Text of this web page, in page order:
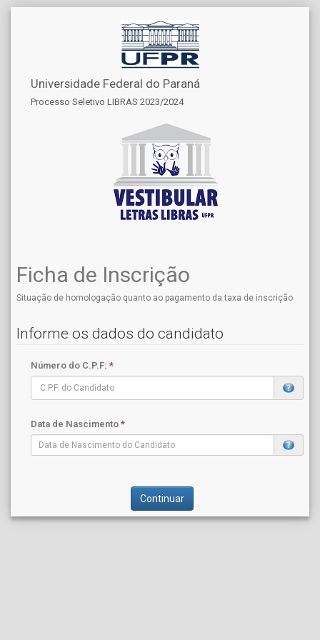
Universidade Federal do Paraná
Processo Seletivo LIBRAS 2023/2024
Ficha de Inscrição
Situação de homologação quanto ao pagamento da taxa de inscrição
Informe os dados do candidato
Número do C.P.F: *
Data de Nascimento *
Continuar